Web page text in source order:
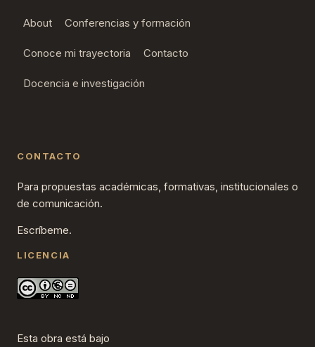
About Conferencias y formación
Conoce mi trayectoria Contacto
Docencia e investigación
CONTACTO
Para propuestas académicas, formativas, institucionales o
de comunicación.
Escríbeme.
LICENCIA
Esta obra está bajo